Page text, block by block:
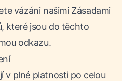
vázáni našimi Zásadami
které jsou do těchto
odkazu.
v plné platnosti po celou